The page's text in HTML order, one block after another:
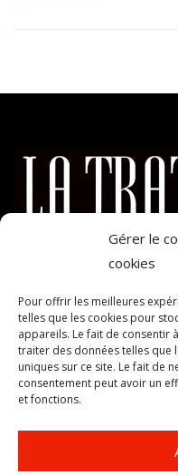
Gérer le
cookies
Pour offrir les meilleures
telles que les cookies pour
appareils. Le fait de consentir
traiter des données telles que
uniques sur ce site. Le fait de
consentement peut avoir un
et fonctions.
©
Contact
Restaurant LA
38300 Bourgoin Jallieu